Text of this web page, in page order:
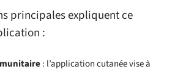
principales expliquent ce
:
: l’application cutanée vise à